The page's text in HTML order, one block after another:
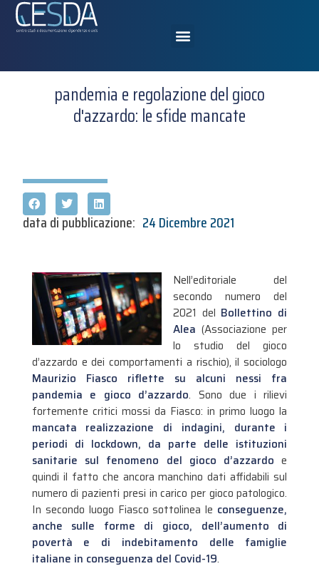
pandemia e regolazione del gioco
d'azzardo: le sfide mancate
data di pubblicazione: 24 Dicembre 2021
Nell’editoriale del
secondo numero del
2021 del Bollettino di
Alea (Associazione per
lo studio del gioco
d’azzardo e dei comportamenti a rischio), il sociologo
Maurizio Fiasco riflette su alcuni nessi fra
pandemia e gioco d’azzardo. Sono due i rilievi
fortemente critici mossi da Fiasco: in primo luogo la
mancata realizzazione di indagini, durante i
periodi di lockdown, da parte delle istituzioni
sanitarie sul fenomeno del gioco d’azzardo e
quindi il fatto che ancora manchino dati affidabili sul
numero di pazienti presi in carico per gioco patologico.
In secondo luogo Fiasco sottolinea le conseguenze,
anche sulle forme di gioco, dell’aumento di
povertà e di indebitamento delle famiglie
italiane in conseguenza del Covid-19.